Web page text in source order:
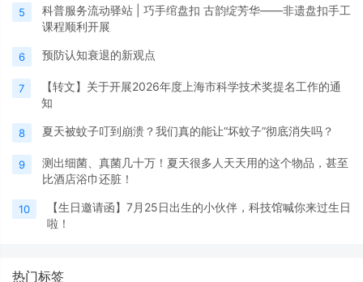
5
科普服务流动驿站 | 巧手绾盘扣 古韵绽芳华——非遗盘扣手工
课程顺利开展
6 预防认知衰退的新观点
7
【转文】关于开展2026年度上海市科学技术奖提名工作的通
知
8 夏天被蚊子叮到崩溃？我们真的能让“坏蚊子”彻底消失吗？
9
测出细菌、真菌几十万！夏天很多人天天用的这个物品，甚至
比酒店浴巾还脏！
10
【生日邀请函】7月25日出生的小伙伴，科技馆喊你来过生日
啦！
热门标签